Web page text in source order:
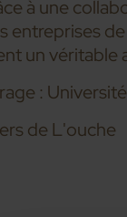
à une
entreprises
un véritable
:
de L'ouche